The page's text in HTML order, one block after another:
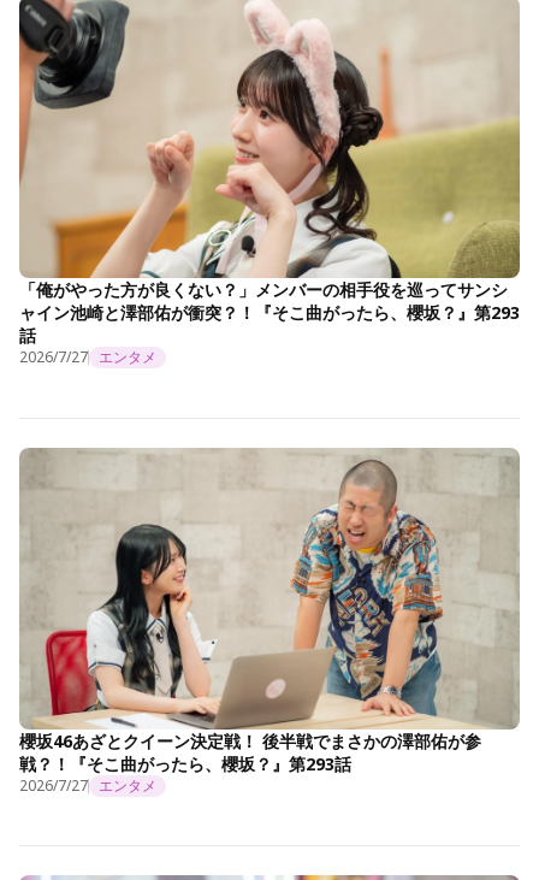
「俺がやった方が良くない？」メンバーの相手役を巡ってサンシ
ャイン池崎と澤部佑が衝突？！『そこ曲がったら、櫻坂？』第293
話
2026/7/27 エンタメ
櫻坂46あざとクイーン決定戦！ 後半戦でまさかの澤部佑が参
戦？！『そこ曲がったら、櫻坂？』第293話
2026/7/27 エンタメ